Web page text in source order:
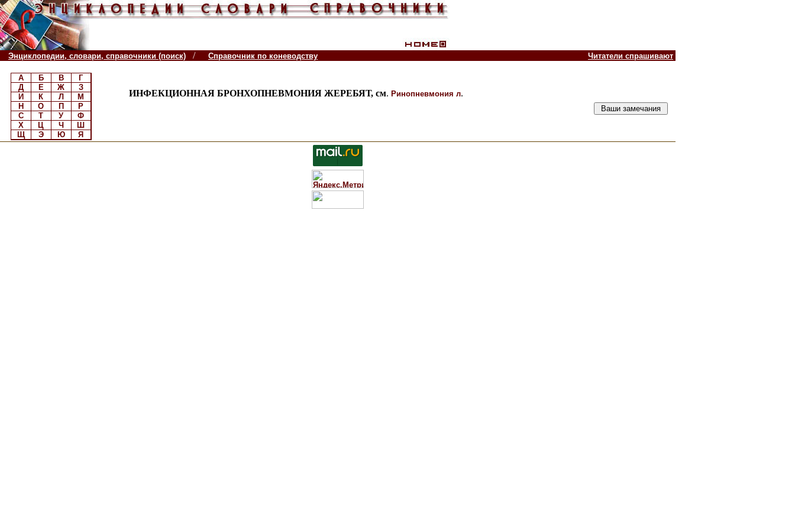
Энциклопедии, словари, справочники (поиск) / Справочник по коневодству Читатели спрашивают
А Б В
Г
Д
Е Ж
З
И
К Л
М
Н
О П
Р
С
Т У
Ф
Х
Ц Ч
Ш
Щ
Э Ю Я
ИНФЕКЦИОННАЯ БРОНХОПНЕВМОНИЯ ЖЕРЕБЯТ, см.Ринопневмония л.